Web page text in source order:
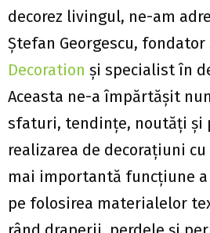
decorez livingul, ne-am
Ştefan Georgescu, fondator
Decoration şi specialist în
Aceasta ne-a împărtăşit
sfaturi, tendinţe, noutăţi şi
realizarea de decoraţiuni
mai importantă funcţiune a
pe folosirea materialelor